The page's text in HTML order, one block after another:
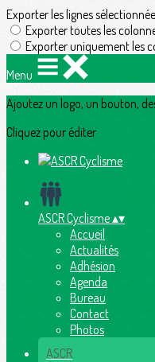
Exporter les lignes
Exporter toutes les
Exporter uniquement les
Menu
Ajoutez un logo, un bouton,
Cliquez pour éditer
ASCR Cyclisme▴▾
Accueil
Actualités
Adhésion
Agenda
Bureau
Contact
Photos
ASCR